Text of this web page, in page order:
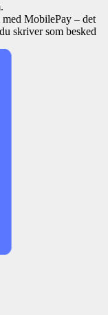
MobilePay – det
skriver som besked